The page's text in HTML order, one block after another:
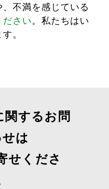
不満を感じている
さい。私たちはい
。
するお問
は
せくださ